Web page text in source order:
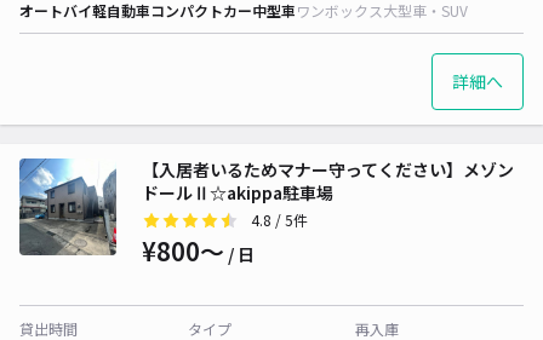
オートバイ軽自動車コンパクトカー中型車ワンボックス大型車・SUV
詳細へ
【入居者いるためマナー守ってください】メゾン
ドールⅡ☆akippa駐車場
4.8 / 5件
¥800〜 / 日
貸出時間
タイプ
再入庫